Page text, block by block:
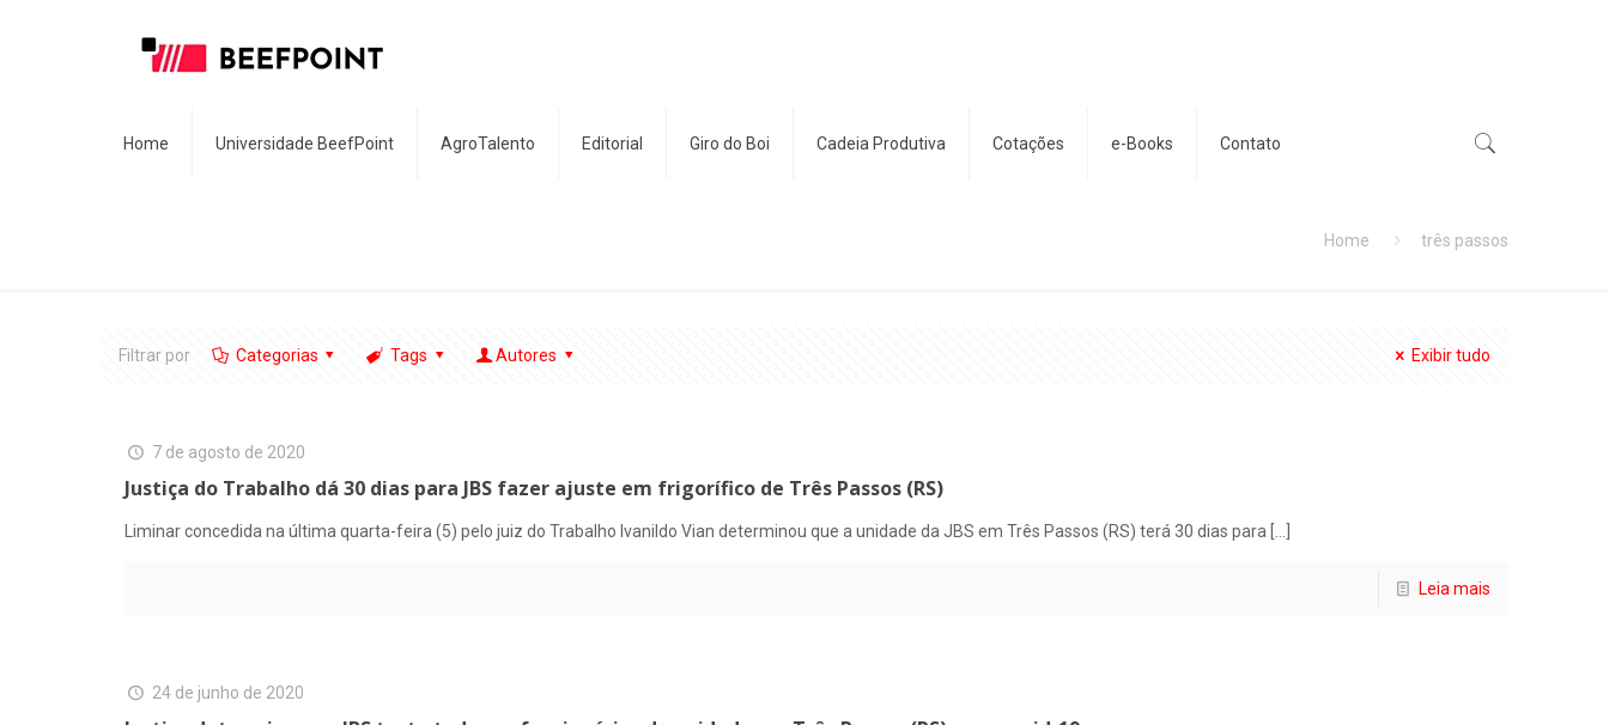
Home Universidade BeefPoint AgroTalento Editorial Giro do Boi Cadeia Produtiva Cotações e-Books Contato
Home três passos
Filtrar por Categorias Tags Autores Exibir tudo
7 de agosto de 2020
Justiça do Trabalho dá 30 dias para JBS fazer ajuste em frigorífico de Três Passos (RS)
Liminar concedida na última quarta-feira (5) pelo juiz do Trabalho Ivanildo Vian determinou que a unidade da JBS em Três Passos (RS) terá 30 dias para
Leia mais
24 de junho de 2020